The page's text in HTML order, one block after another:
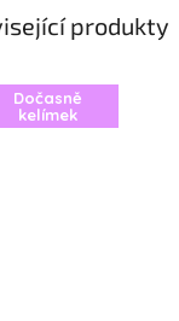
produkty
Dočasně
kelímek